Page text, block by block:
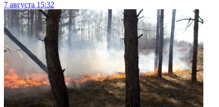
7 августа 15:32